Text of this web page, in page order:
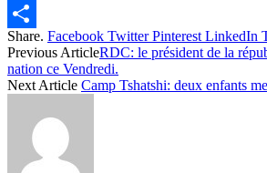
Twitter
Share
Share. Facebook Twitter Pinterest LinkedIn
Previous ArticleRDC: le président de la
nation ce Vendredi.
Next Article Camp Tshatshi: deux enfants